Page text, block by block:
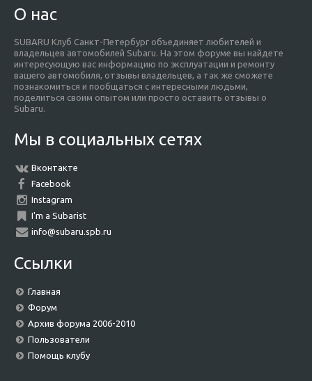
О нас
SUBARU Клуб Санкт-Петербург объединяет любителей и
владельцев автомобилей Subaru. На этом форуме вы найдете
интересующую вас информацию по эксплуатации и ремонту
вашего автомобиля, отзывы владельцев, а так же сможете
познакомиться и пообщаться с интересными людьми,
поделиться своим опытом или просто оставить отзывы о
Subaru.
Мы в социальных сетях
Вконтакте
Facebook
Instagram
I'm a Subarist
info@subaru.spb.ru
Ссылки
Главная
Форум
Архив форума 2006-2010
Пользователи
Помощь клубу